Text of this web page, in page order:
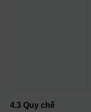
4.3 Quy chế